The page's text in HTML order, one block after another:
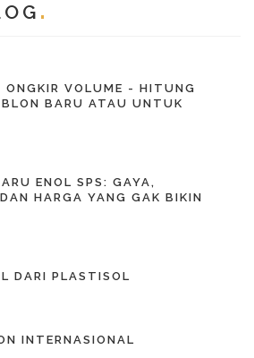
VOLUME - HITUNG
BARU ATAU UNTUK
ENOL SPS: GAYA,
HARGA YANG GAK BIKIN
DARI PLASTISOL
INTERNASIONAL